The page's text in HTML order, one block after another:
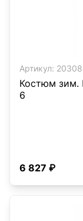
Артикул: 20308
Костюм
6
6 827 ₽